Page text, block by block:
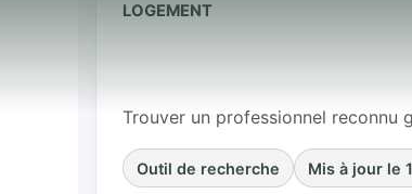
LOGEMENT
Trouver
Trouver un professionnel reconnu
Outil de recherche Mis à jour le